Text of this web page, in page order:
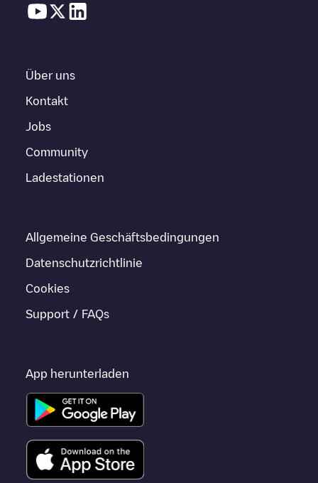
Über uns
Kontakt
Jobs
Community
Ladestationen
Allgemeine Geschäftsbedingungen
Datenschutzrichtlinie
Cookies
Support / FAQs
App herunterladen